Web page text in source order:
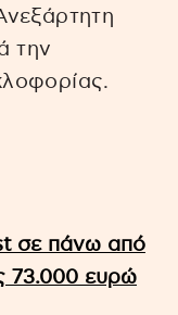
την
σε πάνω από
73.000 ευρώ